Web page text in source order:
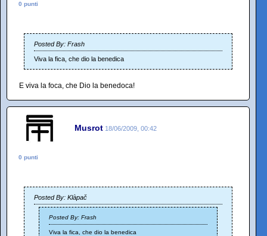
0 punti
Posted By: Frash
Viva la fica, che dio la benedica
E viva la foca, che Dio la benedoca!
Musrot 18/06/2009, 00:42
0 punti
Posted By: Klàpač
Posted By: Frash
Viva la fica, che dio la benedica